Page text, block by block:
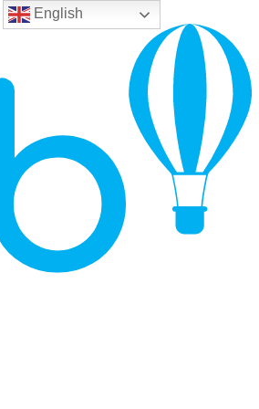
English